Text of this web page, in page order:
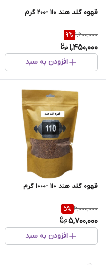
قهوه گلد هند 110 -200 گرم
1,600,000
9%
1,450,000
افزودن به سبد
قهوه گلد هند 110 -1000 گرم
6,000,000
5%
5,700,000
افزودن به سبد